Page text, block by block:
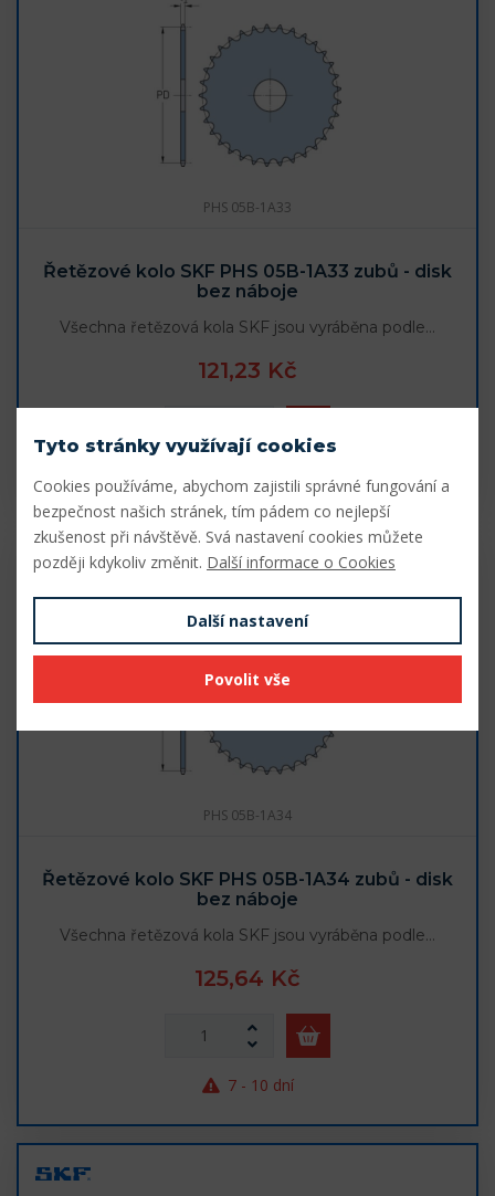
PHS 05B-1A33
Řetězové kolo SKF PHS 05B-1A33 zubů - disk
bez náboje
Všechna řetězová kola SKF jsou vyráběna podle…
121,23 Kč
7 - 10 dní
PHS 05B-1A34
Řetězové kolo SKF PHS 05B-1A34 zubů - disk
bez náboje
Všechna řetězová kola SKF jsou vyráběna podle…
125,64 Kč
7 - 10 dní
Tyto stránky využívají cookies
Cookies používáme, abychom zajistili správné fungování a
bezpečnost našich stránek, tím pádem co nejlepší
zkušenost při návštěvě. Svá nastavení cookies můžete
později kdykoliv změnit. Další informace o Cookies
Další nastavení
Povolit vše